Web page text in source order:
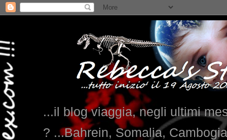
...il blog viaggia, negli ultimi
? ...Bahrein, Somalia,